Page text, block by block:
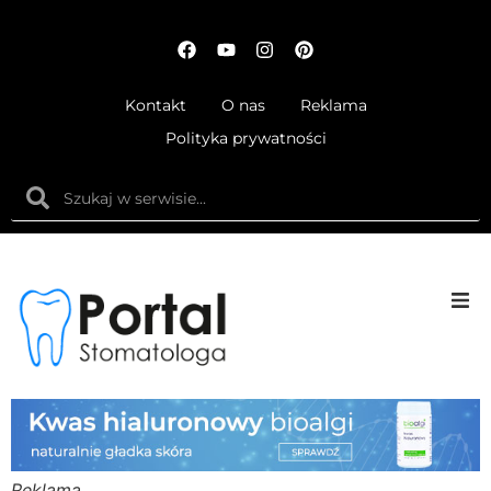
Kontakt O nas
Reklama
Polityka prywatności